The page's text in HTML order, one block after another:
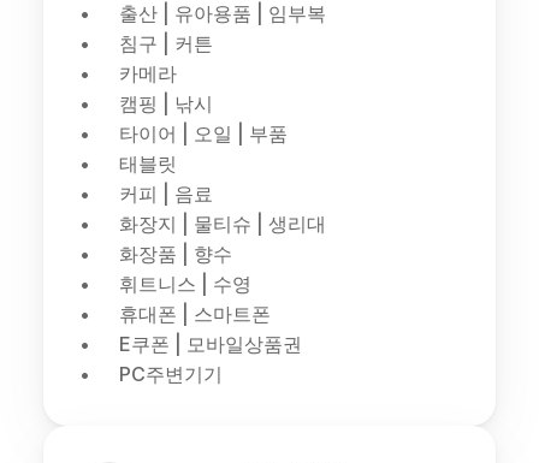
출산 | 유아용품 | 임부복
침구 | 커튼
카메라
캠핑 | 낚시
타이어 | 오일 | 부품
태블릿
커피 | 음료
화장지 | 물티슈 | 생리대
화장품 | 향수
휘트니스 | 수영
휴대폰 | 스마트폰
E쿠폰 | 모바일상품권
PC주변기기